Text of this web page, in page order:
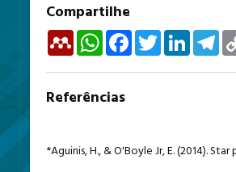
Compartilhe
MendeleyWhatsAppFacebookTwitterLinkedIn
Referências
*Aguinis, H., & O'Boyle Jr, E. (2014).